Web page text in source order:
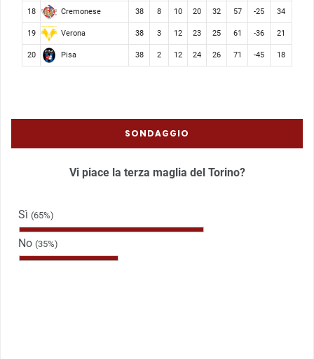
18 Cremonese 38 8 10 20 32 57 -25 34
19 Verona 38 3 12 23 25 61 -36 21
20 Pisa 38 2 12 24 26 71 -45 18
SONDAGGIO
Vi piace la terza maglia del Torino?
Sì (65%)
No (35%)